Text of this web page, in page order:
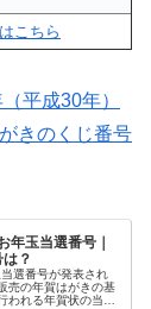
こちら
平成30年）
きのくじ番号
玉当選番号｜
？
選番号が発表され
売の年賀はがきの基
れる年賀状の当選